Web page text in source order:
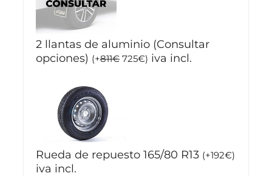
2 llantas de aluminio (Consultar
opciones) (+811€ 725€) iva incl.
Rueda de repuesto 165/80 R13 (+192€)
iva incl.